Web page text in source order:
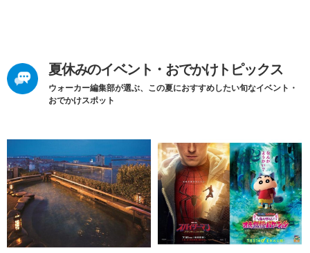
夏休みのイベント・おでかけトピックス
ウォーカー編集部が選ぶ、この夏におすすめしたい旬なイベント・
おでかけスポット